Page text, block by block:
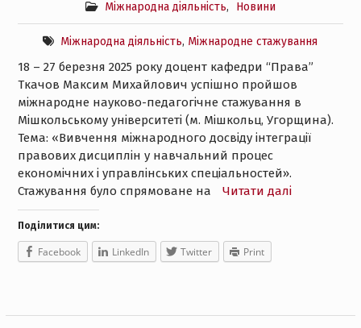
Міжнародна діяльність, Новини
Міжнародна діяльність, Міжнародне стажування
18 – 27 березня 2025 року доцент кафедри “Права”
Ткачов Максим Михайлович успішно пройшов
міжнародне науково-педагогічне стажування в
Мішкольському університеті (м. Мішкольц, Угорщина).
Тема: «Вивчення міжнародного досвіду інтеграції
правових дисциплін у навчальний процес
економічних і управлінських спеціальностей».
Стажування було спрямоване на
Читати далі
Поділитися цим:
Facebook LinkedIn Twitter Print